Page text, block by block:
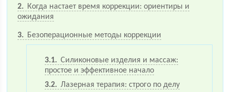
2
Когда настает время коррекции: ориентиры и
ожидания
3 Безоперационные методы коррекции
3.1
Силиконовые изделия и массаж:
простое и эффективное начало
3.2
Лазерная терапия: строго по делу